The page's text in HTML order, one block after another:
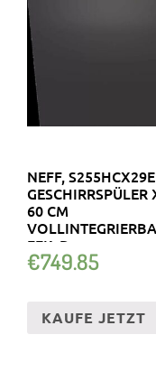
NEFF, S255HCX29E
GESCHIRRSPÜLER
60 CM
EEK: D
€749.85
KAUFE JETZT